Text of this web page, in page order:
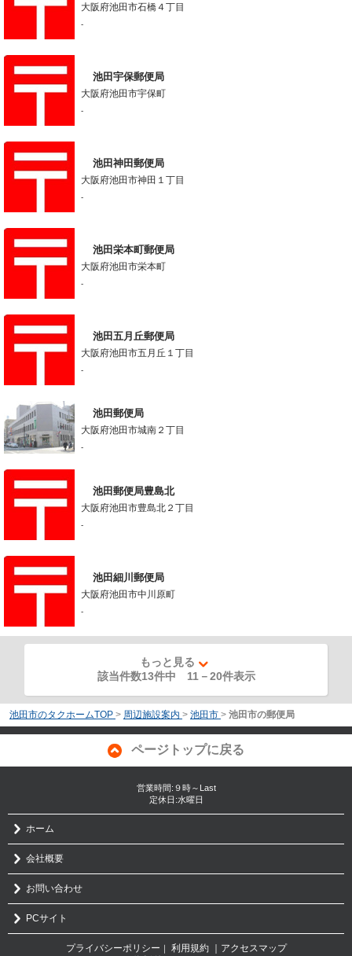
大阪府池田市石橋４丁目
-
池田宇保郵便局
大阪府池田市宇保町
-
池田神田郵便局
大阪府池田市神田１丁目
-
池田栄本町郵便局
大阪府池田市栄本町
-
池田五月丘郵便局
大阪府池田市五月丘１丁目
-
池田郵便局
大阪府池田市城南２丁目
-
池田郵便局豊島北
大阪府池田市豊島北２丁目
-
池田細川郵便局
大阪府池田市中川原町
-
もっと見る
該当件数13件中 11 －20件表示
池田市のタクホームTOP > 周辺施設案内 > 池田市 > 池田市の郵便局
ページトップに戻る
営業時間:９時～Last
定休日:水曜日
ホーム
会社概要
お問い合わせ
PCサイト
プライバシーポリシー ｜ 利用規約 ｜アクセスマップ